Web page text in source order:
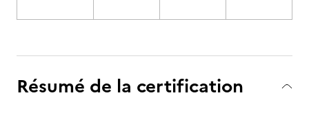
Résumé de la certification